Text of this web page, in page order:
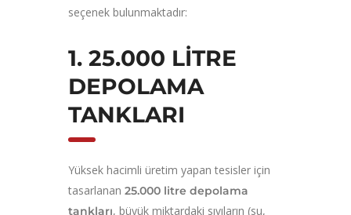
seçenek bulunmaktadır:
1. 25.000 LITRE
DEPOLAMA
TANKLARI
Yüksek hacimli üretim yapan tesisler için
tasarlanan25.000 litre depolama
tankları, büyük miktardaki sıvıların (su,